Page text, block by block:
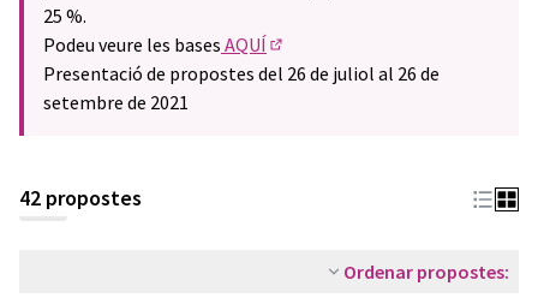
25 %.
Podeu veure les bases AQUÍ
(Enllaç extern)
Presentació de propostes del 26 de juliol al 26 de
setembre de 2021
42 propostes
Ordenar propostes: